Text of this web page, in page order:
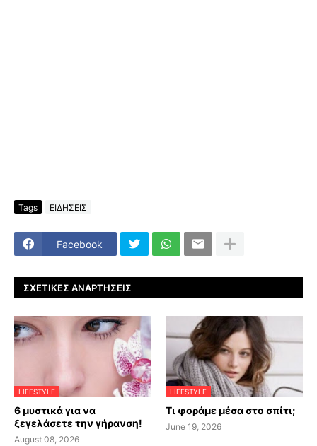
Tags ΕΙΔΗΣΕΙΣ
Facebook
ΣΧΕΤΙΚΈΣ ΑΝΑΡΤΉΣΕΙΣ
LIFESTYLE
6 μυστικά για να
ξεγελάσετε την γήρανση!
August 08, 2026
LIFESTYLE
Τι φοράμε μέσα στο σπίτι;
June 19, 2026